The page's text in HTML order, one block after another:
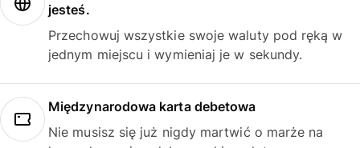
jesteś.
Przechowuj wszystkie swoje waluty pod ręką w
jednym miejscu i wymieniaj je w sekundy.
Międzynarodowa karta debetowa
Nie musisz się już nigdy martwić o marże na